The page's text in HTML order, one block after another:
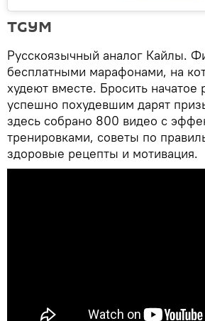
TGYM
Русскоязычный аналог Кайлы.
бесплатными марафонами, на
худеют вместе. Бросить начатое
успешно похудевшим дарят
здесь собрано 800 видео с
тренировками, советы по
здоровые рецепты и мотивация.